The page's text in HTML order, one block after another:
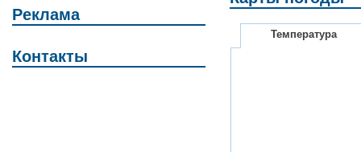
Реклама
Контакты
Температура